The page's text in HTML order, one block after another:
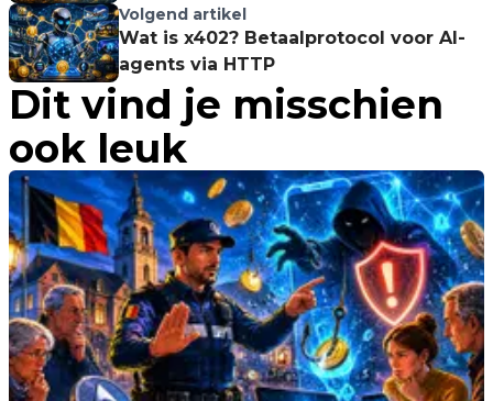
valstrik?
Volgend artikel
Wat is x402? Betaalprotocol voor AI-
agents via HTTP
Dit vind je misschien
ook leuk